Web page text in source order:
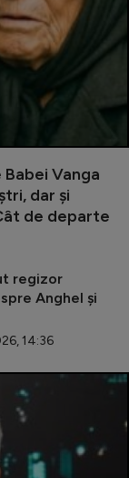
Vanga
dar și
de departe
regizor
Anghel și
14:36